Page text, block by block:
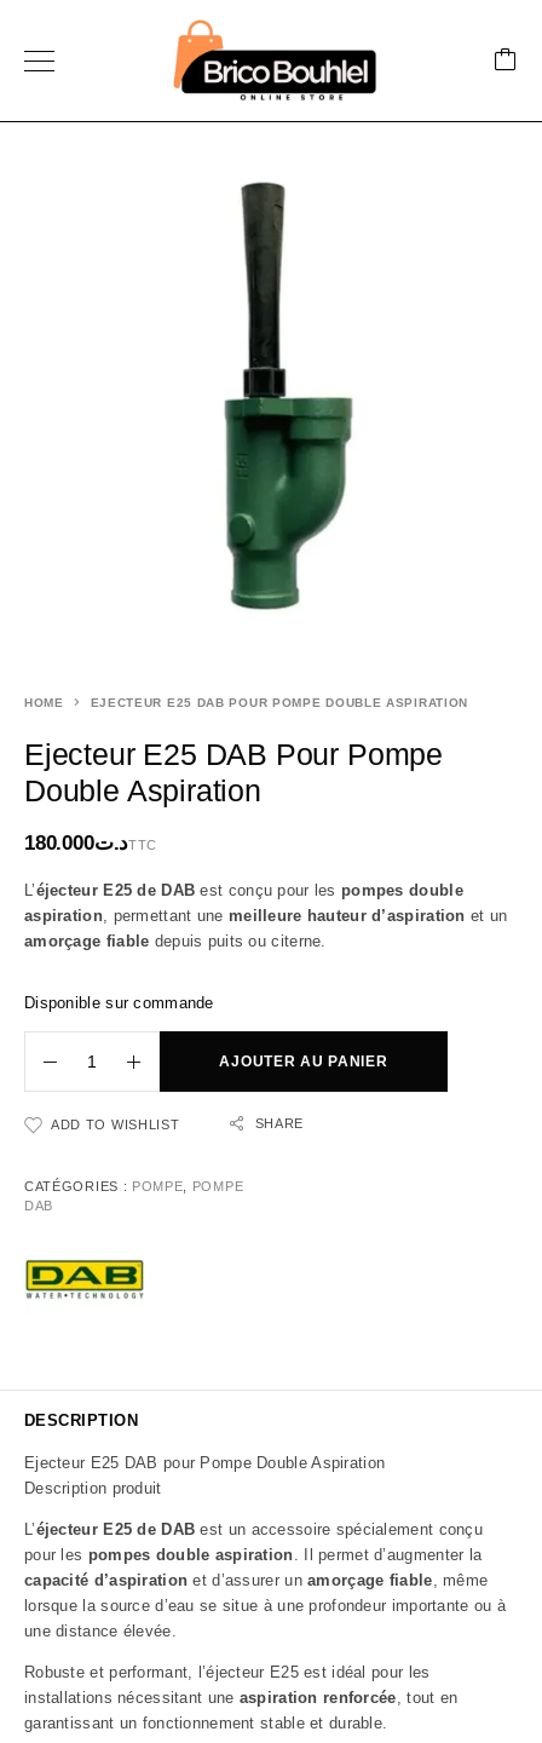
HOME EJECTEUR E25 DAB POUR POMPE DOUBLE ASPIRATION
Ejecteur E25 DAB Pour Pompe
Double Aspiration
د.ت180.000 TTC
L’éjecteur E25 de DAB est conçu pour les pompes double
aspiration, permettant une meilleure hauteur d’aspiration et un
amorçage fiable depuis puits ou citerne.
Disponible sur commande
AJOUTER AU PANIER
ADD TO WISHLIST SHARE
CATÉGORIES : POMPE
POMPE
DAB
DESCRIPTION
Ejecteur E25 DAB pour Pompe Double Aspiration
Description produit
L’éjecteur E25 de DAB est un accessoire spécialement conçu
pour les pompes double aspiration. Il permet d’augmenter la
capacité d’aspiration et d’assurer unamorçage fiable, même
lorsque la source d’eau se situe à une profondeur importante ou à
une distance élevée.
Robuste et performant, l’éjecteur E25 est idéal pour les
installations nécessitant une aspiration renforcée, tout en
garantissant un fonctionnement stable et durable.